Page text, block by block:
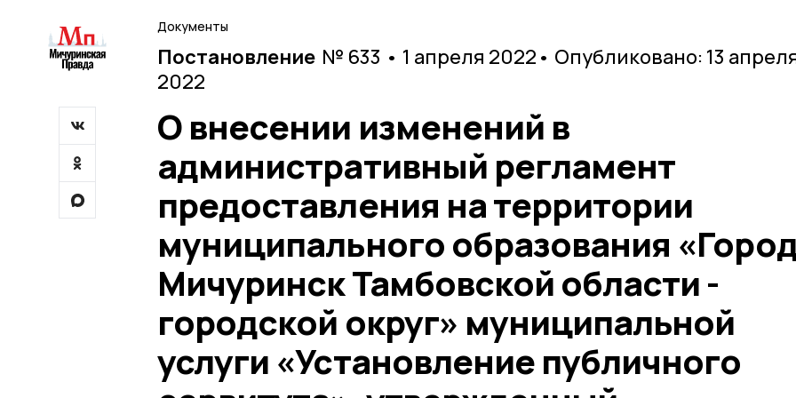
Документы
Постановление № 633 • 1 апреля 2022 • Опубликовано: 13
2022
О внесении изменений в
административный регламент
предоставления на территории
муниципального образования
Мичуринск Тамбовской области -
городской округ» муниципальной
услуги «Установление публичного